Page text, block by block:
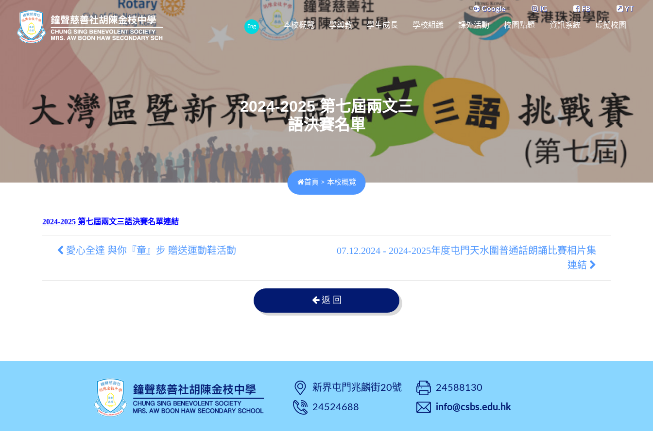
Eng 本校概覽 學與教 學生成長 學校組織 課外活動 校園點題 資訊系統 虛擬校園
Google IG FB YT
2024-2025 第七屆兩文三
語決賽名單
首頁 > 本校概覽
2024-2025 第七屆兩文三語決賽名單連結
愛心全達 與你『童』步 贈送運動鞋活動
07.12.2024 - 2024-2025年度屯門天水圍普通話朗誦比賽相片集
連結
返 回
新界屯門兆麟街20號
24524688
24588130
info@csbs.edu.hk